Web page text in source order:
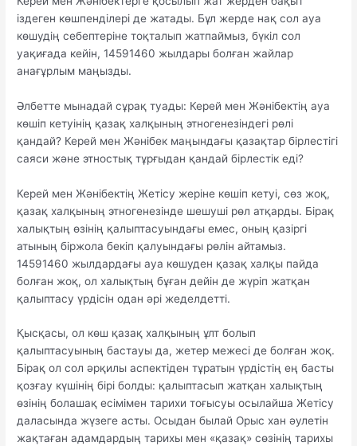
іздеген көшпенділері де жатады. Бұл жерде нақ сол ауа
көшудің себептеріне тоқталып жатпаймыз, бүкіл сол
уақиғада кейін, 14591460 жылдары болған жайлар
анағұрлым маңызды.
Әлбетте мынадай сұрақ туады: Керей мен Жәнібектің ауа
көшіп кетуінің қазақ халқының этногенезіндегі рөлі
қандай? Керей мен Жәнібек маңындағы қазақтар бірлестігі
саяси және этностық тұрғыдан қандай бірлестік еді?
Керей мен Жәнібектің Жетісу жеріне көшіп кетуі, сөз жоқ,
қазақ халқының этногенезінде шешуші рөл атқарды. Бірақ
халықтың өзінің қалыптасуындағы емес, оның қазіргі
атының біржола бекіп қалуындағы рөлін айтамыз.
14591460 жылдардағы ауа көшуден қазақ халқы пайда
болған жоқ, ол халықтың бұған дейін де жүріп жатқан
қалыптасу үрдісін одан әрі жеделдетті.
Қысқасы, ол көш қазақ халқының ұлт болып
қалыптасуының бастауы да, жетер межесі де болған жоқ.
Бірақ ол сол әрқилы аспектіден тұратын үрдістің ең басты
қозғау күшінің бірі болды: қалыптасып жатқан халықтың
өзінің болашақ есімімен тарихи тоғысуы осылайша Жетісу
даласында жүзеге асты. Осыдан былай Орыс хан әулетін
жақтаған адамдардың тарихы мен «қазақ» сөзінің тарихы